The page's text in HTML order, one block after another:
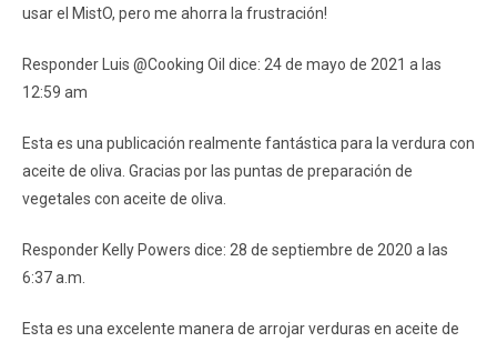
usar el MistO, pero me ahorra la frustración!
Responder Luis @Cooking Oil dice: 24 de mayo de 2021 a las
12:59 am
Esta es una publicación realmente fantástica para la verdura con
aceite de oliva. Gracias por las puntas de preparación de
vegetales con aceite de oliva.
Responder Kelly Powers dice: 28 de septiembre de 2020 a las
6:37 a.m.
Esta es una excelente manera de arrojar verduras en aceite de